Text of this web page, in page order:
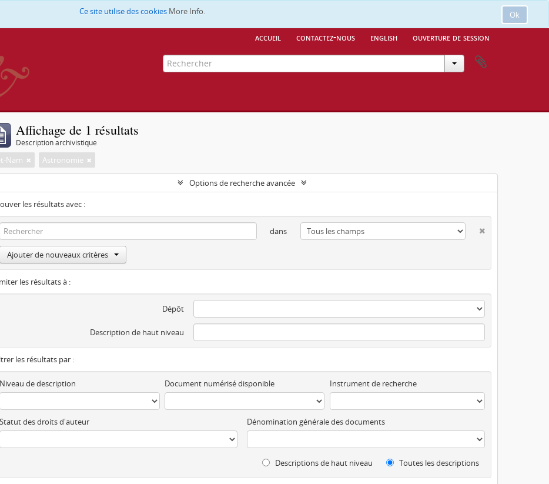
Ok
Ce site utilise des cookies More Info.
accueil contactez-nous english ouverture de session
Affichage de 1 résultats
Description archivistique
Nam Astronomie
Options de recherche avancée
les résultats avec :
dans
Ajouter de nouveaux critères
les résultats à :
Dépôt
Description de haut niveau
les résultats par :
Niveau de description Document numérisé disponible Instrument de recherche
Statut des droits d'auteur Dénomination générale des documents
Descriptions de haut niveau Toutes les descriptions